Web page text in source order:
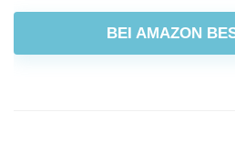
BEI AMAZON